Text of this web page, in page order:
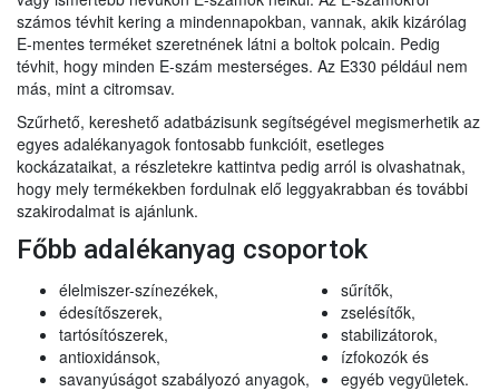
számos tévhit kering a mindennapokban, vannak, akik kizárólag
E-mentes terméket szeretnének látni a boltok polcain. Pedig
tévhit, hogy minden E-szám mesterséges. Az E330 például nem
más, mint a citromsav.
Szűrhető, kereshető adatbázisunk segítségével megismerhetik az
egyes adalékanyagok fontosabb funkcióit, esetleges
kockázataikat, a részletekre kattintva pedig arról is olvashatnak,
hogy mely termékekben fordulnak elő leggyakrabban és további
szakirodalmat is ajánlunk.
Főbb adalékanyag csoportok
élelmiszer-színezékek,
édesítőszerek,
tartósítószerek,
antioxidánsok,
savanyúságot szabályozó anyagok,
sűrítők,
zselésítők,
stabilizátorok,
ízfokozók és
egyéb vegyületek.